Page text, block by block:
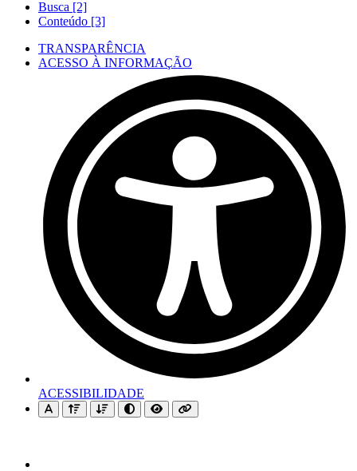
Busca [2]
Conteúdo [3]
TRANSPARÊNCIA
ACESSO À INFORMAÇÃO
ACESSIBILIDADE